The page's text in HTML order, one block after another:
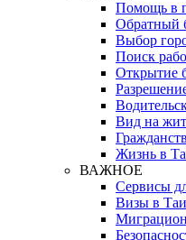
Помощь в
Обратный
Выбор
Поиск
Открытие
Вид на
Жизнь в
ВАЖНОЕ
Сервисы
Визы в